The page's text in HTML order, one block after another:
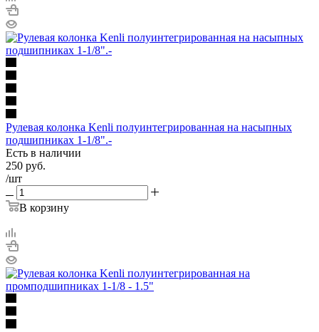
Рулевая колонка Kenli полуинтегрированная на насыпных
подшипниках 1-1/8".-
Есть в наличии
250 руб.
/шт
В корзину